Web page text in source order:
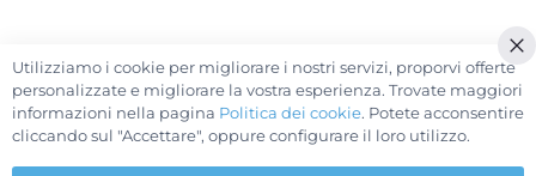
Utilizziamo i cookie per migliorare i nostri servizi, proporvi offerte
personalizzate e migliorare la vostra esperienza. Trovate maggiori
informazioni nella pagina Politica dei cookie. Potete acconsentire
cliccando sul "Accettare", oppure configurare il loro utilizzo.